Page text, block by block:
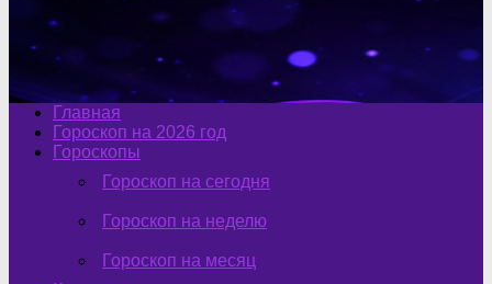
Главная
Гороскоп на 2026 год
Гороскопы
Гороскоп на сегодня
Гороскоп на неделю
Гороскоп на месяц